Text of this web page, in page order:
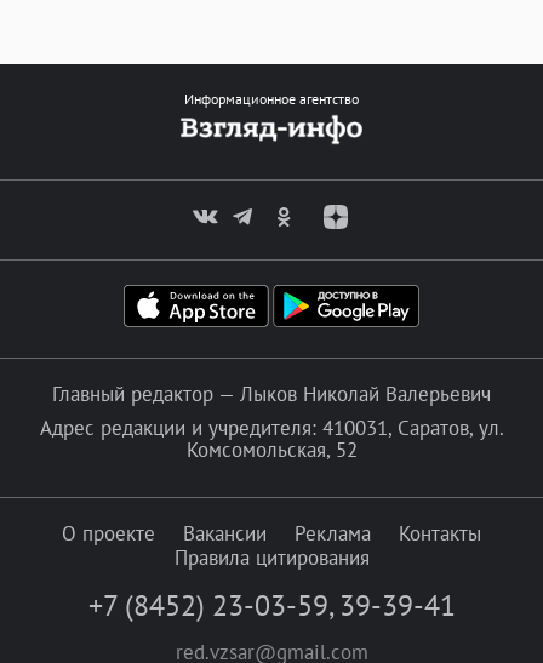
Информационное агентство
Главный редактор — Лыков Николай Валерьевич
Адрес редакции и учредителя: 410031, Саратов, ул.
Комсомольская, 52
О проекте Вакансии Реклама
Контакты
Правила цитирования
+7 (8452) 23-03-59, 39-39-41
red.vzsar@gmail.com